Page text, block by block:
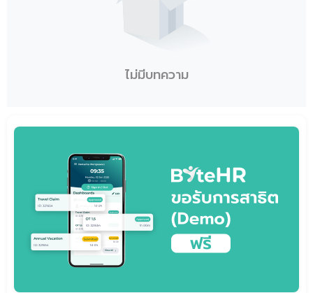
ไม่มีบทความ